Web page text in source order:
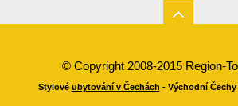
© Copyright 2008-2015 Region-
Stylové ubytování v Čechách - Východní Čechy